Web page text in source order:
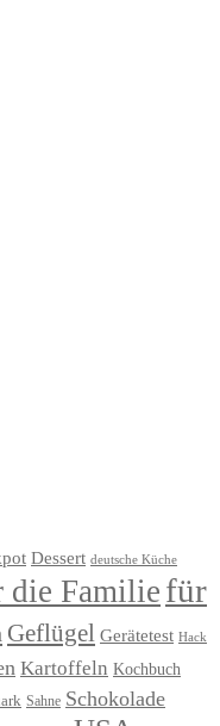
Dessert deutsche Küche
die Familie für
Geflügel Gerätetest Hack
Kartoffeln Kochbuch
Sahne Schokolade